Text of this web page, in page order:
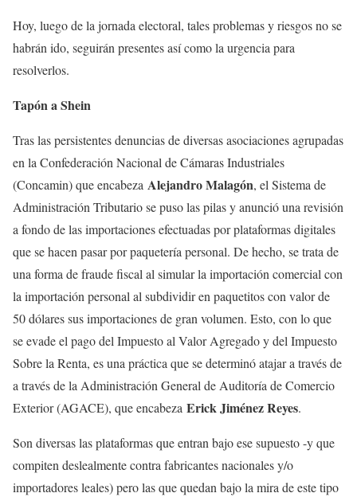
Hoy, luego de la jornada electoral, tales problemas y riesgos no se
habrán ido, seguirán presentes así como la urgencia para
resolverlos.
Tapón a Shein
Tras las persistentes denuncias de diversas asociaciones agrupadas
en la Confederación Nacional de Cámaras Industriales
(Concamin) que encabeza Alejandro Malagón, el Sistema de
Administración Tributario se puso las pilas y anunció una revisión
a fondo de las importaciones efectuadas por plataformas digitales
que se hacen pasar por paquetería personal. De hecho, se trata de
una forma de fraude fiscal al simular la importación comercial con
la importación personal al subdividir en paquetitos con valor de
50 dólares sus importaciones de gran volumen. Esto, con lo que
se evade el pago del Impuesto al Valor Agregado y del Impuesto
Sobre la Renta, es una práctica que se determinó atajar a través de
a través de la Administración General de Auditoría de Comercio
Exterior (AGACE), que encabeza Erick Jiménez Reyes.
Son diversas las plataformas que entran bajo ese supuesto -y que
compiten deslealmente contra fabricantes nacionales y/o
importadores leales) pero las que quedan bajo la mira de este tipo